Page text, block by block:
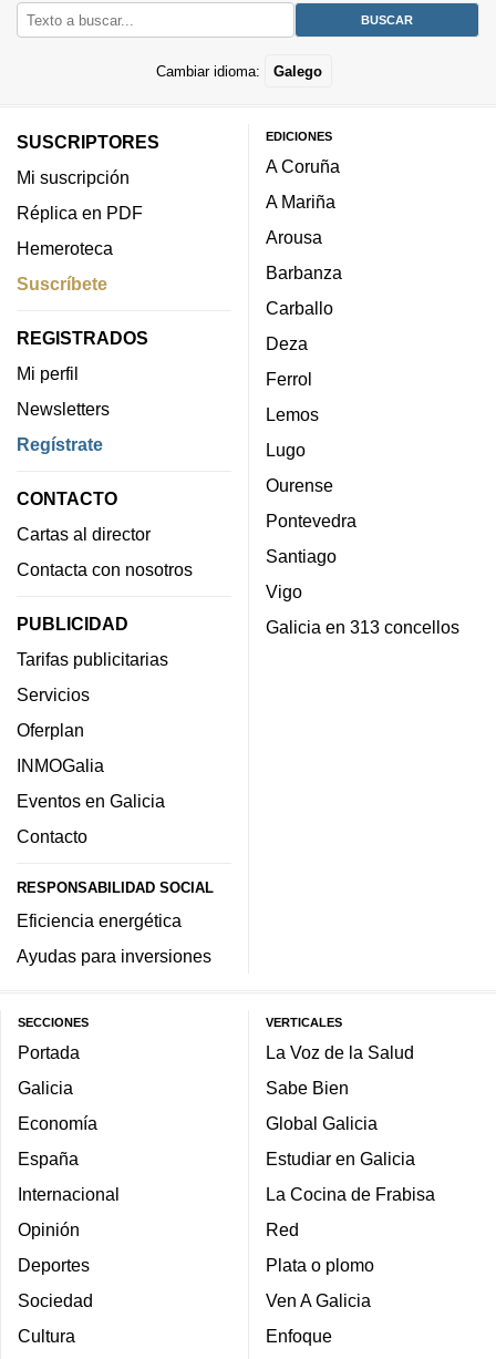
Cambiar idioma: Galego
SUSCRIPTORES
Mi suscripción
Réplica en PDF
Hemeroteca
Suscríbete
REGISTRADOS
Mi perfil
Newsletters
Regístrate
CONTACTO
Cartas al director
Contacta con nosotros
PUBLICIDAD
Tarifas publicitarias
Servicios
Oferplan
INMOGalia
Eventos en Galicia
Contacto
RESPONSABILIDAD SOCIAL
Eficiencia energética
Ayudas para inversiones
EDICIONES
A Coruña
A Mariña
Arousa
Barbanza
Carballo
Deza
Ferrol
Lemos
Lugo
Ourense
Pontevedra
Santiago
Vigo
Galicia en 313 concellos
SECCIONES
Portada
Galicia
Economía
España
Internacional
Opinión
Deportes
Sociedad
Cultura
VERTICALES
La Voz de la Salud
Sabe Bien
Global Galicia
Estudiar en Galicia
La Cocina de Frabisa
Red
Plata o plomo
Ven A Galicia
Enfoque